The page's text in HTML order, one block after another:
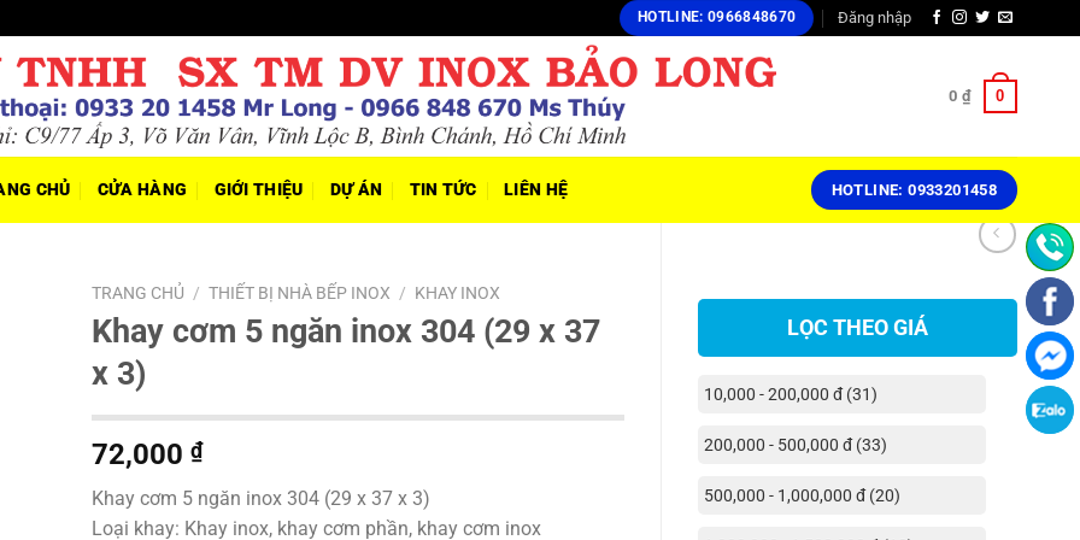
HOTLINE: 0966848670 Đăng nhập
0 ₫ 0
CHỦ CỬA HÀNG GIỚI THIỆU DỰ ÁN TIN TỨC LIÊN HỆ HOTLINE: 0933201458
LỌC THEO GIÁ
10,000 - 200,000 đ (31)
200,000 - 500,000 đ (33)
500,000 - 1,000,000 đ (20)
TRANG CHỦ / THIẾT BỊ NHÀ BẾP INOX / KHAY INOX
Khay cơm 5 ngăn inox 304 (29 x 37
x 3)
72,000 ₫
Khay cơm 5 ngăn inox 304 (29 x 37 x 3)
Loại khay: Khay inox, khay cơm phần, khay cơm inox